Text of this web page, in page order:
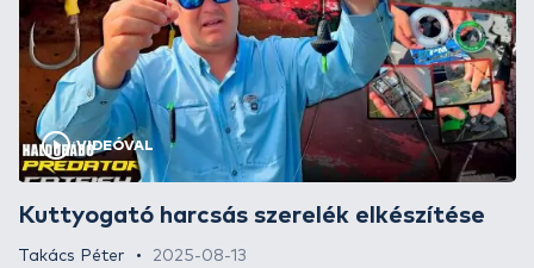
VIDEÓVAL
Kuttyogató harcsás szerelék elkészítése
Takács Péter 2025-08-13